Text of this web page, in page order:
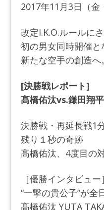
2017年11月3日（
改定I.K.O.ルールに
初の男女同時開催と
新たな空手の創造へ。
[決勝戦レポート]
髙橋佑汰vs.鎌田翔平
決勝戦・再延長戦1
残り１秒の奇跡
高橋佑汰、4度目の
［優勝インタビュー］
“一撃の貴公子”が全
髙橋佑汰 YUTA